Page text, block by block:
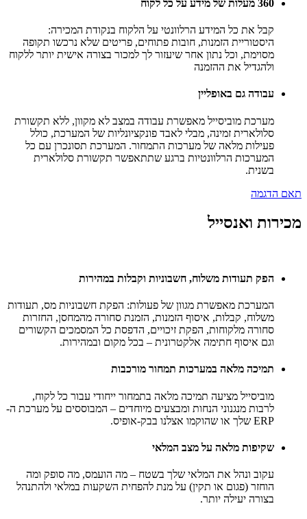
360 מעלות של מידע על כל לקוח
קבל את כל המידע הרלוונטי על הלקוח בנקודת המכירה:
היסטוריית הזמנות, חובות פתוחים, פריטים שלא נרכשו תקופה
מסוימת, וכל נתון אחר שיעזור לך למכור בצורה אישית יותר ללקוח
ולהגדיל את ההזמנה
עבודה גם באופליין
מערכת מוביסייל מאפשרת עבודה במצב לא מקוון, ללא תקשורת
סלולארית זמינה, מבלי לאבד פונקציונליות של המערכת, כולל
פעילות מלאה של מערכות התמחור. המערכת תסונכרן עם כל
המערכות הרלוונטיות ברגע שתתאפשר תקשורת סלולארית
בשנית.
תאם הדגמה
מכירות ואנסייל
הפק תעודות משלוח, חשבוניות וקבלות במהירות
המערכת מאפשרת מגוון של פעולות: הפקת חשבוניות מס, תעודות
משלוח, קבלות, איסוף הזמנות, הזמנת סחורה מהמחסן, החזרות
סחורה מלקוחות, הפקת זיכויים, הדפסת כל המסמכים הקשורים
וגם איסוף חתימה אלקטרונית – בכל מקום ובמהירות.
תמיכה מלאה במערכות תמחור מורכבות
מוביסייל מציעה תמיכה מלאה בתמחור ייחודי עבור כל לקוח,
לרבות מנגנוני הנחות ומבצעים מיוחדים – המבוססים על מערכת ה-
ERP שלך או שהוקמו אצלנו בבק-אופיס.
שקיפות מלאה על מצב המלאי
עקוב ונהל את המלאי שלך בשטח – מה הועמס, מה סופק ומה
הוחזר (פגום או תקין) על מנת להפחית השקעות במלאי ולהתנהל
בצורה יעילה יותר.